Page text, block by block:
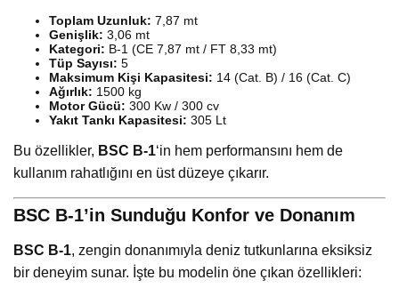
Toplam Uzunluk: 7,87 mt
Genişlik: 3,06 mt
Kategori: B-1 (CE 7,87 mt / FT 8,33 mt)
Tüp Sayısı: 5
Maksimum Kişi Kapasitesi: 14 (Cat. B) / 16 (Cat. C)
Ağırlık: 1500 kg
Motor Gücü: 300 Kw / 300 cv
Yakıt Tankı Kapasitesi: 305 Lt
Bu özellikler, BSC B-1‘in hem performansını hem de
kullanım rahatlığını en üst düzeye çıkarır.
BSC B-1’in Sunduğu Konfor ve Donanım
BSC B-1, zengin donanımıyla deniz tutkunlarına eksiksiz
bir deneyim sunar. İşte bu modelin öne çıkan özellikleri: